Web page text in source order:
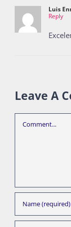
Luis
Reply
Leave A
Comment